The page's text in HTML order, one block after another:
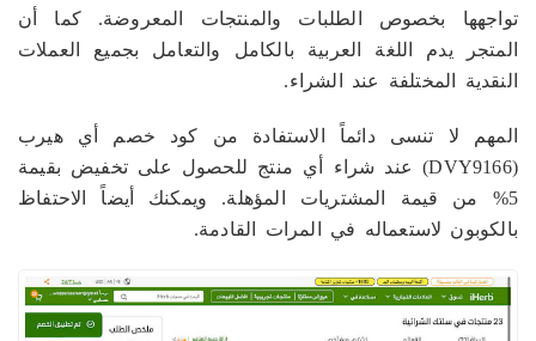
تواجهها بخصوص الطلبات والمنتجات المعروضة. كما أن
المتجر يدم اللغة العربية بالكامل والتعامل بجميع العملات
النقدية المختلفة عند الشراء.
المهم لا تنسى دائماً الاستفادة من كود خصم أي هيرب
(DVY9166) عند شراء أي منتج للحصول على تخفيض بقيمة
5% من قيمة المشتريات المؤهلة. ويمكنك أيضاً الاحتفاظ
بالكوبون لاستعماله في المرات القادمة.